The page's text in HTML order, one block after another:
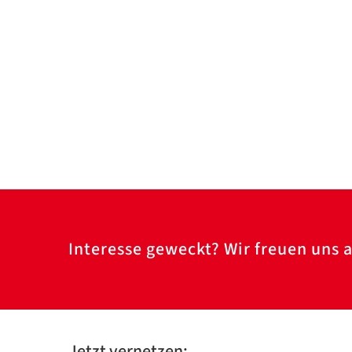
Interesse geweckt? Wir freuen uns